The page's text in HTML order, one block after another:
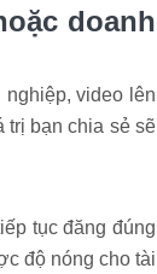
doanh
video lên
trị bạn chia sẻ sẽ
tục đăng đúng
độ nóng cho tài